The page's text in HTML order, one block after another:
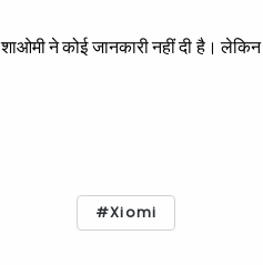
ने कोई जानकारी नहीं दी है।
Xiomi